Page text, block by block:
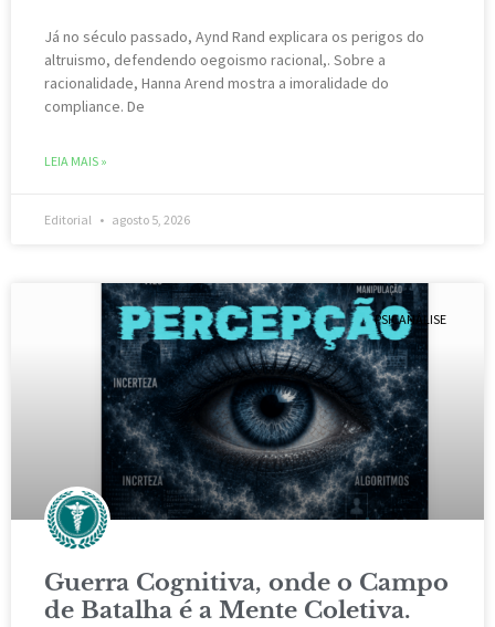
Já no século passado, Aynd Rand explicara os perigos do
altruismo, defendendo oegoismo racional,. Sobre a
racionalidade, Hanna Arend mostra a imoralidade do
compliance. De
LEIA MAIS »
Editorial agosto 5, 2026
PSICANÁLISE
Guerra Cognitiva, onde o Campo
de Batalha é a Mente Coletiva.